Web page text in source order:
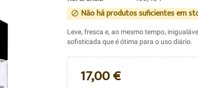
 Não há produtos suficientes em
Leve, fresca e, ao mesmo tempo,
sofisticada que é ótima para o uso diário.
17,00 €